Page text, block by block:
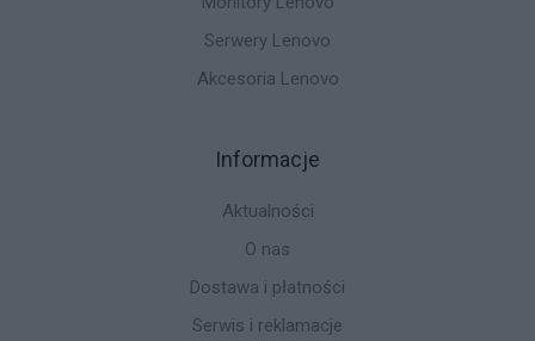
Serwery Lenovo
Akcesoria Lenovo
Informacje
Aktualności
O nas
Dostawa i płatności
Serwis i reklamacje